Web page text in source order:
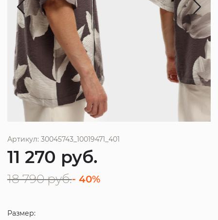
Артикул: 30045743_10019471_401
11 270 руб.
18 790 руб.- 40%
Размер: